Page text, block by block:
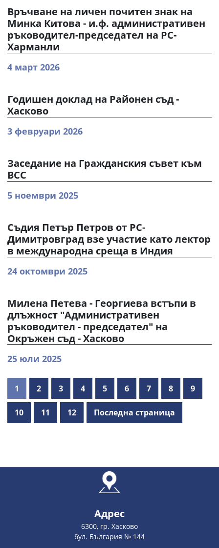
Връчване на личен почитен знак на
Минка Китова - и.ф. административен
ръководител-председател на РС-
Харманли
4 март 2026
Годишен доклад на Районен съд -
Хасково
3 февруари 2026
Заседание на Гражданския съвет към
ВСС
5 ноември 2025
Съдия Петър Петров от РС-
Димитровград взе участие като лектор
в международна среща в Индия
24 октомври 2025
Милена Петева - Георгиева встъпи в
длъжност "Административен
ръководител - председател" на
Окръжен съд - Хасково
25 юли 2025
1 2 3 4 5 6 7 8 9
10 11 12 Последна страница
Адрес
6300, гр. Хасково
бул. България № 144